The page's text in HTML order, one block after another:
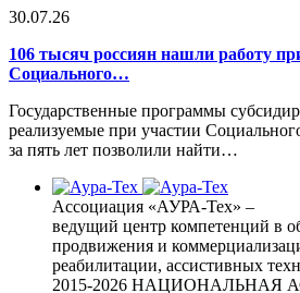
30.07.26
106 тысяч россиян нашли работу
Социального…
Государственные программы
реализуемые при участии
за пять лет позволили найти…
Ассоциация «АУРА-Тех» –
ведущий центр компетенций в
продвижения и
реабилитации, ассистивных
2015-2026 НАЦИОНАЛЬНАЯ